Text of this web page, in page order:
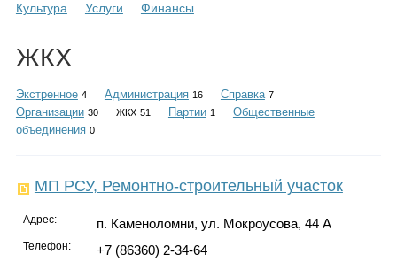
Гороскоп
Культура
Услуги Финансы
ЖКХ
Экстренное 4 Администрация 16 Справка 7
Организации 30 ЖКХ 51 Партии 1
Общественные
объединения 0
МП РСУ, Ремонтно-строительный участок
Адрес: п. Каменоломни, ул. Мокроусова, 44 А
Телефон: +7 (86360) 2-34-64